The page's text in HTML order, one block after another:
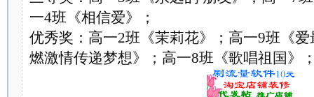
一4班《相信爱》；
优秀奖：高一2班《茉莉花》；高一9班《
燃激情传递梦想》；高一8班《歌唱祖国》